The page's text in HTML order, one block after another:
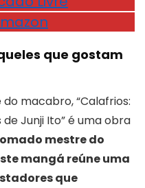
que gostam
macabro, “Calafrios:
Junji Ito” é uma obra
mestre do
mangá reúne uma
que